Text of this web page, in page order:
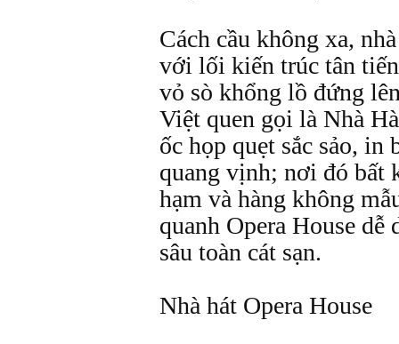
Cách cầu không xa,
với lối kiến trúc tân
vỏ sò khổng lồ đứng
Việt quen gọi là Nhà
ốc họp quẹt sắc sảo, in
quang vịnh; nơi đó bất
hạm và hàng không
quanh Opera House
sâu toàn cát sạn.
Nhà hát Opera House